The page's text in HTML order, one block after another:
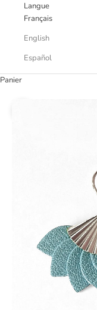
Langue
Français
English
Español
Panier